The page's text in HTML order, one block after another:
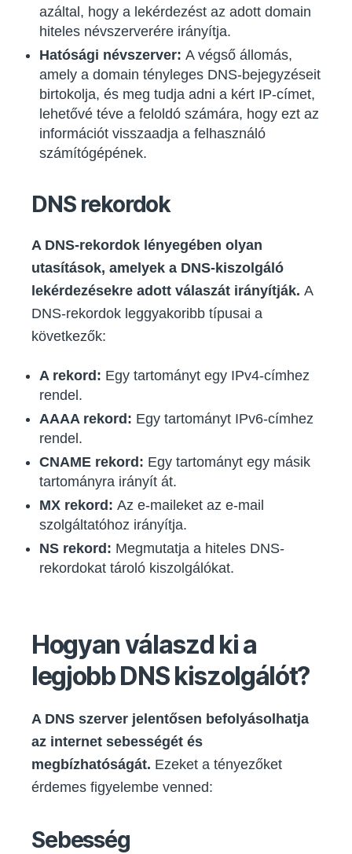
azáltal, hogy a lekérdezést az adott domain
hiteles névszerverére irányítja.
Hatósági névszerver: A végső állomás,
amely a domain tényleges DNS-bejegyzéseit
birtokolja, és meg tudja adni a kért IP-címet,
lehetővé téve a feloldó számára, hogy ezt az
információt visszaadja a felhasználó
számítógépének.
DNS rekordok
A DNS-rekordok lényegében olyan
utasítások, amelyek a DNS-kiszolgáló
lekérdezésekre adott válaszát irányítják. A
DNS-rekordok leggyakoribb típusai a
következők:
A rekord: Egy tartományt egy IPv4-címhez
rendel.
AAAA rekord: Egy tartományt IPv6-címhez
rendel.
CNAME rekord: Egy tartományt egy másik
tartományra irányít át.
MX rekord: Az e-maileket az e-mail
szolgáltatóhoz irányítja.
NS rekord: Megmutatja a hiteles DNS-
rekordokat tároló kiszolgálókat.
Hogyan válaszd ki a
legjobb DNS kiszolgálót?
A DNS szerver jelentősen befolyásolhatja
az internet sebességét és
megbízhatóságát. Ezeket a tényezőket
érdemes figyelembe venned:
Sebesség